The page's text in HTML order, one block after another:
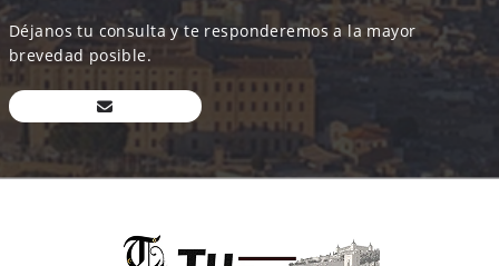
Déjanos tu consulta y te responderemos a la mayor
brevedad posible.